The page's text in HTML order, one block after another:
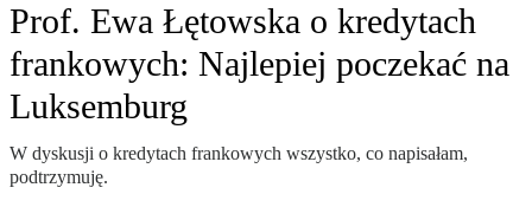
Prof. Ewa Łętowska o kredytach
frankowych: Najlepiej poczekać na
Luksemburg
W dyskusji o kredytach frankowych wszystko, co napisałam,
podtrzymuję.